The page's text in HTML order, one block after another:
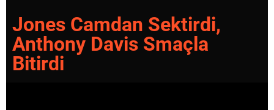
Jones Camdan Sektirdi,
Anthony Davis Smaçla
Bitirdi